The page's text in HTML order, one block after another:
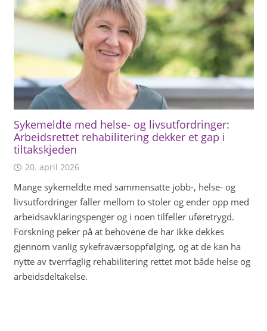
Sykemeldte med helse- og livsutfordringer:
Arbeidsrettet rehabilitering dekker et gap i
tiltakskjeden
20. april 2026
Mange sykemeldte med sammensatte jobb-, helse- og
livsutfordringer faller mellom to stoler og ender opp med
arbeidsavklaringspenger og i noen tilfeller uføretrygd.
Forskning peker på at behovene de har ikke dekkes
gjennom vanlig sykefraværsoppfølging, og at de kan ha
nytte av tverrfaglig rehabilitering rettet mot både helse og
arbeidsdeltakelse.